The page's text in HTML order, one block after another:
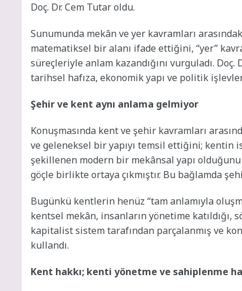
Doç. Dr. Cem Tutar oldu.
Sunumunda mekân ve yer kavramları
matematiksel bir alanı ifade ettiğini, “yer”
süreçleriyle anlam kazandığını vurguladı.
tarihsel hafıza, ekonomik yapı ve politik
Şehir ve kent aynı anlama gelmiyor
Konuşmasında kent ve şehir kavramları
ve geleneksel bir yapıyı temsil ettiğini; kentin
şekillenen modern bir mekânsal yapı
göçle birlikte ortaya çıkmıştır. Bu bağlamda
Bugünkü kentlerin henüz “tam anlamıyla
kentsel mekân, insanların yönetime
kapitalist sistem tarafından parçalanmış ve
kullandı.
Kent hakkı; kenti yönetme ve sahiplenme